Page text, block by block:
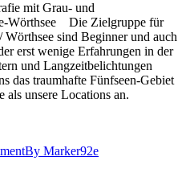
mit Grau- und
Wörthsee Die Zielgruppe für
Wörthsee sind Beginner und auch
erst wenige Erfahrungen in der
und Langzeitbelichtungen
das traumhafte Fünfseen-Gebiet
als unsere Locations an.
By Marker92e